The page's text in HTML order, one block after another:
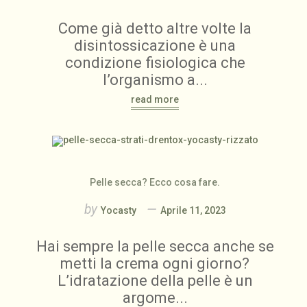
Come già detto altre volte la
disintossicazione è una
condizione fisiologica che
l’organismo a...
read more
Pelle secca? Ecco cosa fare.
by Yocasty Aprile 11, 2023
Hai sempre la pelle secca anche se
metti la crema ogni giorno?
L’idratazione della pelle è un
argome...